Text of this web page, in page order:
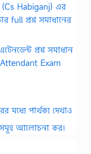
(Cs Habiganj) এর
full প্রশ্ন সমাধানের
প্রশ্ন সমাধান
Exam
মধ্যে পার্থক্য দেখাও
আলোচনা কর।